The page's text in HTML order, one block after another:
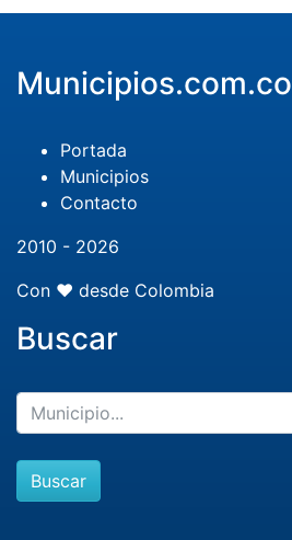
Municipios.com.co
Portada
Municipios
Contacto
2010 - 2026
Con ❤️ desde Colombia
Buscar
Buscar